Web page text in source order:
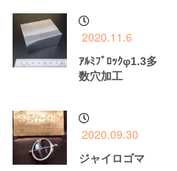
2020.11.6
ｱﾙﾐﾌﾞﾛｯｸφ1.3多
数穴加工
2020.09.30
ジャイロゴマ